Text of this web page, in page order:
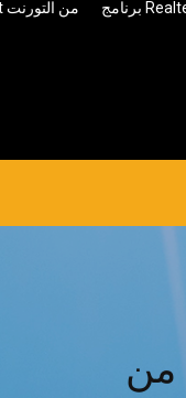
تحميل فيلم Where Is Good Ft من التورنت